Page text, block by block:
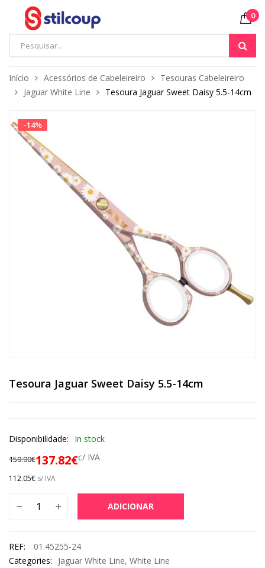
0
Início Acessórios de Cabeleireiro
Tesouras Cabeleireiro
Jaguar White Line
Tesoura Jaguar Sweet Daisy 5.5-14cm
-14%
Tesoura Jaguar Sweet Daisy 5.5-14cm
Disponibilidade: In stock
159.90€137.82€c/ IVA
112.05€ s/ IVA
ADICIONAR
REF:
01.45255-24
Categories:
Jaguar White Line, White Line